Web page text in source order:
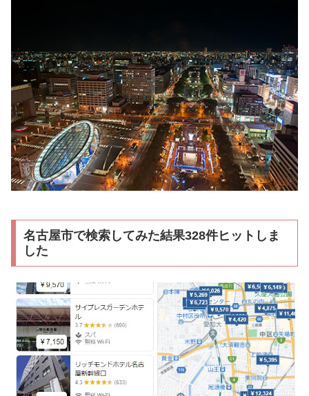
名古屋市で検索してみた結果328件ヒットしま
した